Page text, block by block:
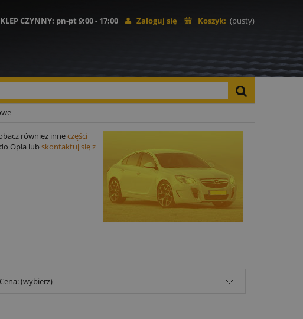
Koszyk: (pusty)
Zaloguj się
CZYNNY: pn-pt 9:00 - 17:00
również inneczęści
Opla lubskontaktuj się z
Cena: (wybierz)